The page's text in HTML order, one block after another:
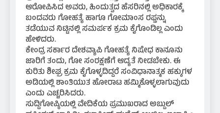
ಆರೋಪಿಸಿದ ಅವರು, ಹಿಂದುತ್ವದ ಹೆಸರಿನಲ್ಲಿ ಅಧಿಕಾರಕ್ಕೆ
ಬಂದವರು ಗೋಹತ್ಯೆ ಹಾಗೂ ಗೋಮಾಂಸ ರಫ್ತನ್ನು
ತಡೆಯುವ ನಿಟ್ಟಿನಲ್ಲಿ ಸಮರ್ಪಕ ಕ್ರಮ ಕೈಗೊಂಡಿಲ್ಲ ಎಂದು
ಹೇಳಿದರು.
ಕೇಂದ್ರ ಸರ್ಕಾರ ದೇಶವ್ಯಾಪಿ ಗೋಹತ್ಯೆ ನಿಷೇಧ ಕಾನೂನು
ಜಾರಿಗೆ ತಂದು, ಗೋ ಸಂರಕ್ಷಣೆಗೆ ಆದ್ಯತೆ ನೀಡಬೇಕು. ಈ
ಕುರಿತು ಶೀಘ್ರ ಕ್ರಮ ಕೈಗೊಳ್ಳದಿದ್ದರೆ ಸಂವಿಧಾನಾತ್ಮಕ ಹಕ್ಕುಗಳ
ಅಡಿಯಲ್ಲಿ ಶಾಂತಿಯುತ ಹೋರಾಟ ಹಮ್ಮಿಕೊಳ್ಳಲಾಗುವುದು
ಎಂದು ಎಚ್ಚರಿಸಿದರು.
ಸುದ್ದಿಗೋಷ್ಠಿಯಲ್ಲಿ ವೇದಿಕೆಯ ಪ್ರಮುಖರಾದ ಅಬ್ದುಲ್